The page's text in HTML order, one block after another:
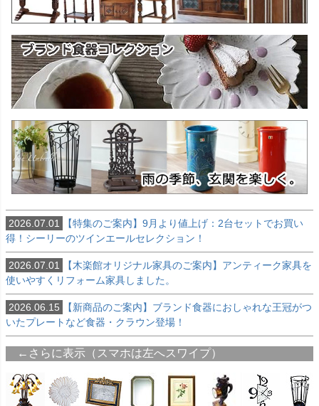
2026.07.01
【特集のご案内】9月より値上げ：2台セットでお買い
得！シーリーのツインエールセレクション！
2026.07.01
【木楽館オリジナル家具のご案内】アンティーク家具を
使いやすくリフォーム家具しました。
2026.06.15
【新商品のご案内】ブランド食器におしゃれな王冠がつ
いたプレートなど食器・クラウン登場！